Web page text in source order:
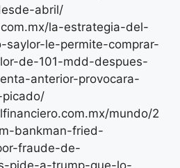
abril/
la-estrategia-del-
saylor-le-permite-comprar-
de-101-mdd-despues-
anterior-provocara-
mundo/2
bankman-fried-
fraude-de-
pide-a-trump-que-lo-